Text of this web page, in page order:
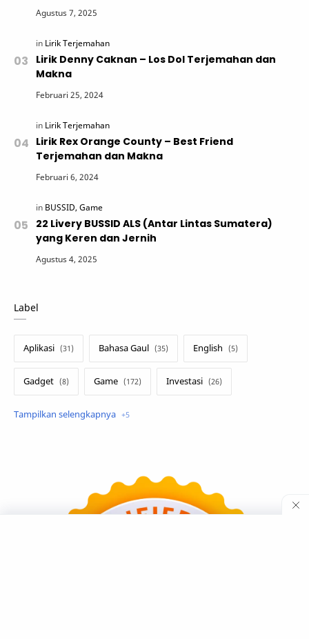
Lirik Denny Caknan – Los Dol Terjemahan dan
Makna
Lirik Rex Orange County – Best Friend
Terjemahan dan Makna
22 Livery BUSSID ALS (Antar Lintas Sumatera)
yang Keren dan Jernih
Label
Aplikasi Bahasa Gaul English
Gadget Game Investasi
Lirik Terjemahan